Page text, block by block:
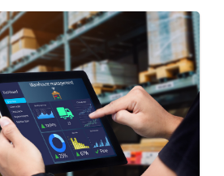
峰论坛2026
中小企业外贸超前部署2027：AI智
• 智能物流 • 贸易增长新布局
- 24.09.2026
会国际会议 2026